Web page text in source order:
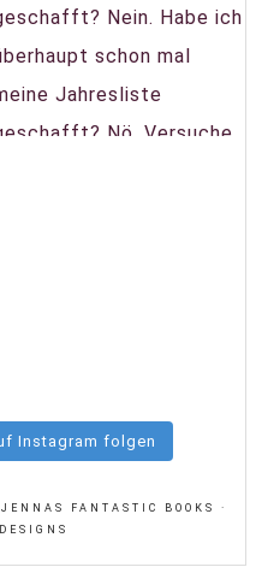
Instagram folgen
FANTASTIC BOOKS ·